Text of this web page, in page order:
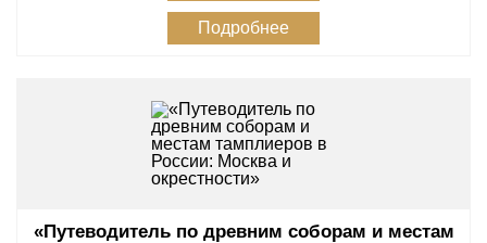
Подробнее
«Путеводитель по древним соборам и местам